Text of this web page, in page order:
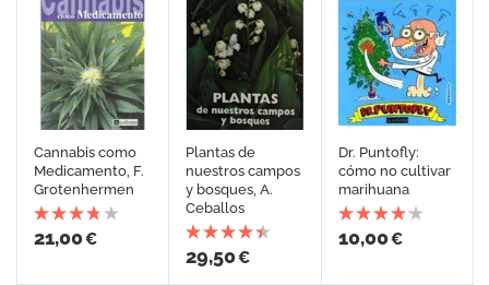
Cannabis como
Medicamento, F.
Grotenhermen
21,00€
Plantas de
nuestros campos
y bosques, A.
Ceballos
29,50€
Dr. Puntofly:
cómo no cultivar
marihuana
10,00€